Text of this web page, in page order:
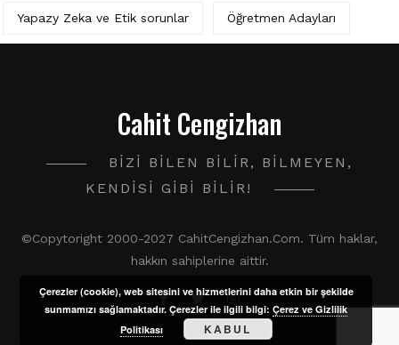
Yapazy Zeka ve Etik sorunlar Öğretmen Adayları
Cahit Cengizhan
BIZI BILEN BILIR, BILMEYEN,
KENDISI GIBI BILIR!
©Copytoright 2000-2027 CahitCengizhan.Com. Tüm haklar,
hakkın sahiplerine aittir.
Çerezler (cookie), web sitesini ve hizmetlerini daha etkin bir şekilde
sunmamızı sağlamaktadır. Çerezler ile ilgili bilgi:Çerez ve Gizlilik
Politikası
KABUL